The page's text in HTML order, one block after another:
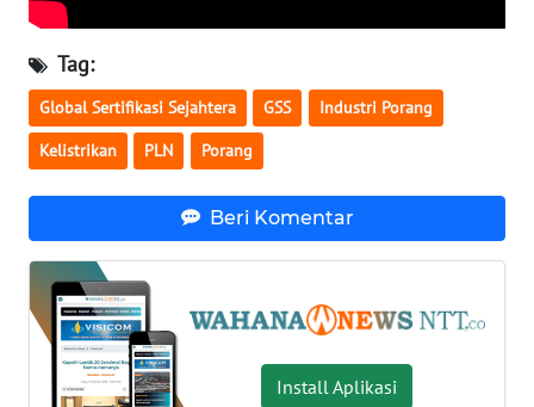
Tag:
Global Sertifikasi Sejahtera GSS Industri Porang
Kelistrikan PLN Porang
Beri Komentar
Install Aplikasi
WN
BABEL
WN
SUMBAR
WN
BENGKULU
WN